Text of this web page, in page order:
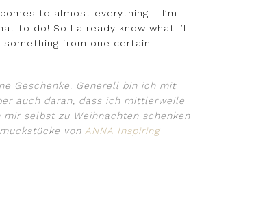
to almost everything – I’m
to do! So I already know what I’ll
something from one certain
Geschenke. Generell bin ich mit
auch daran, dass ich mittlerweile
selbst zu Weihnachten schenken
von ANNA Inspiring